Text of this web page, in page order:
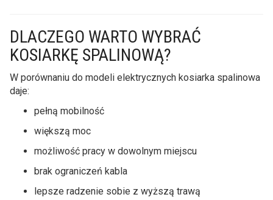
DLACZEGO WARTO WYBRAĆ
KOSIARKĘ SPALINOWĄ?
W porównaniu do modeli elektrycznych kosiarka spalinowa
daje:
pełną mobilność
większą moc
możliwość pracy w dowolnym miejscu
brak ograniczeń kabla
lepsze radzenie sobie z wyższą trawą